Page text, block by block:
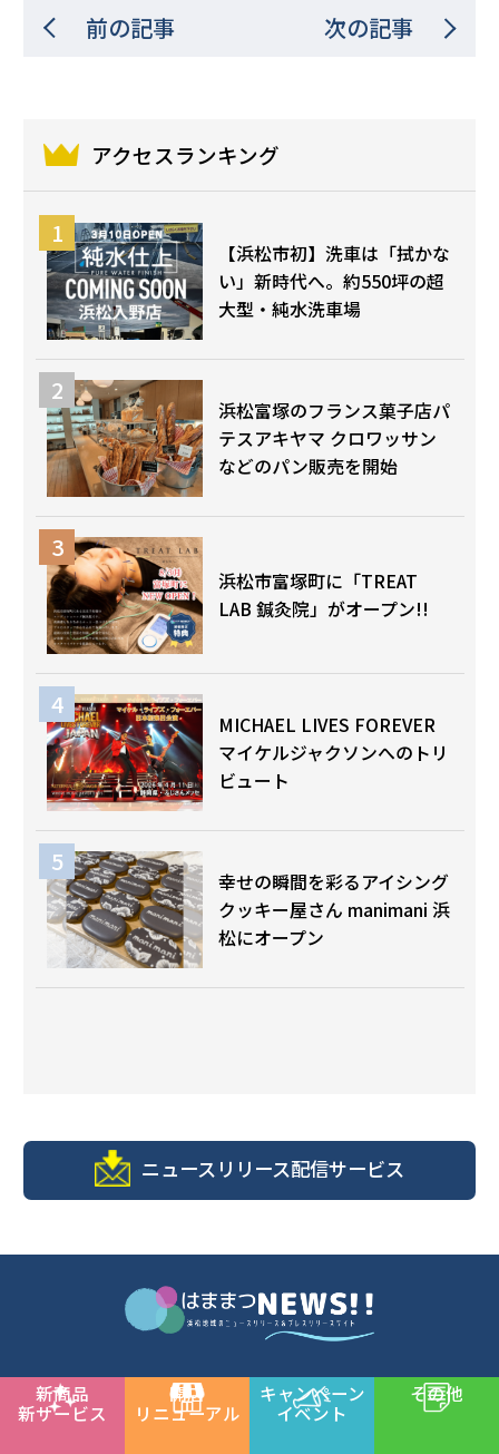
前の記事 次の記事
アクセスランキング
【浜松市初】洗車は「拭かな
い」新時代へ。約550坪の超
大型・純水洗車場
浜松富塚のフランス菓子店パ
テスアキヤマ クロワッサン
などのパン販売を開始
浜松市富塚町に「TREAT
LAB 鍼灸院」がオープン!!
MICHAEL LIVES FOREVER
マイケルジャクソンへのトリ
ビュート
幸せの瞬間を彩るアイシング
クッキー屋さん manimani 浜
松にオープン
ニュースリリース配信サービス
© 浜松商工会議所
[Hamamatsu Chamber of Commerce and Industry]
新商品
新サービス
開店
リニューアル
キャンペーン
イベント
その他